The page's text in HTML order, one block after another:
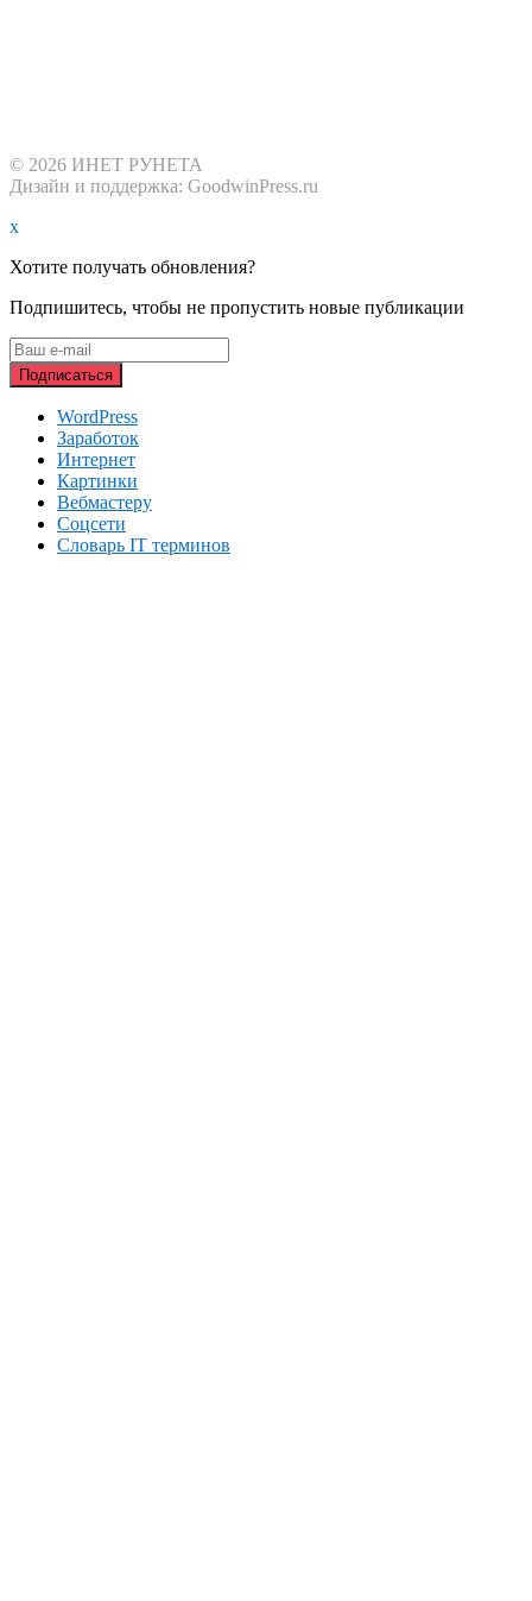
© 2026 ИНЕТ РУНЕТА
Дизайн и поддержка: GoodwinPress.ru
x
Хотите получать обновления?
Подпишитесь, чтобы не пропустить новые публикации
WordPress
Заработок
Интернет
Картинки
Вебмастеру
Соцсети
Словарь IT терминов